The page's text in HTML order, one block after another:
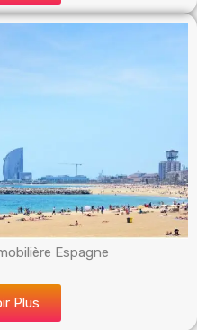
Espagne
Plus